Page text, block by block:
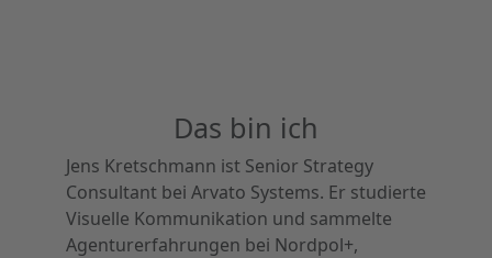
Das bin ich
Jens Kretschmann ist Senior Strategy
Consultant bei Arvato Systems. Er studierte
Visuelle Kommunikation und sammelte
Agenturerfahrungen bei Nordpol+,